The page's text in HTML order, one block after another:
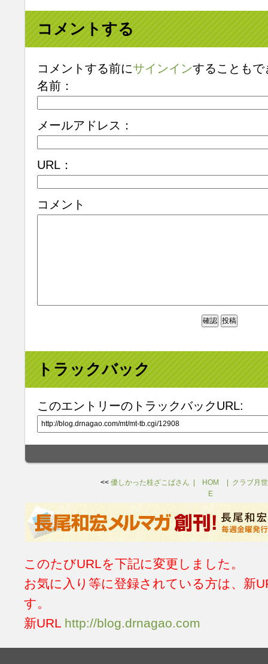
コメントする
コメントする前にサインインすることもで
名前：
メールアドレス：
URL：
コメント
トラックバック
このエントリーのトラックバックURL:
<< 優しかった桂ざこばさん
HOM
E
クラブ月
このたびURLを下記に変更しました。
お気に入り等に登録されている方は、新
す。
新URL http://blog.drnagao.com